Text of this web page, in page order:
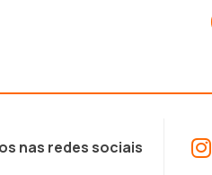
nas redes sociais